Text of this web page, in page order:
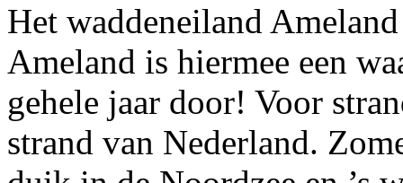
Het waddeneiland
Ameland is hiermee een
gehele jaar door! Voor
strand van Nederland.